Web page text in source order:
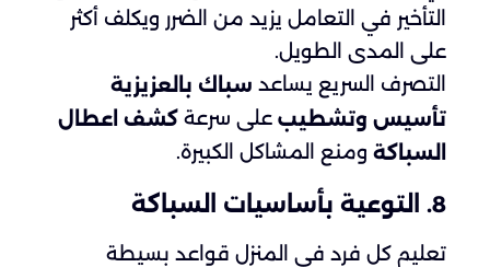
التأخير في التعامل يزيد من الضرر ويكلف أكثر
على المدى الطويل.
التصرف السريع يساعد سباك بالعزيزية
تأسيس وتشطيب على سرعة كشف اعطال
السباكة ومنع المشاكل الكبيرة.
8. التوعية بأساسيات السباكة
تعليم كل فرد في المنزل قواعد بسيطة